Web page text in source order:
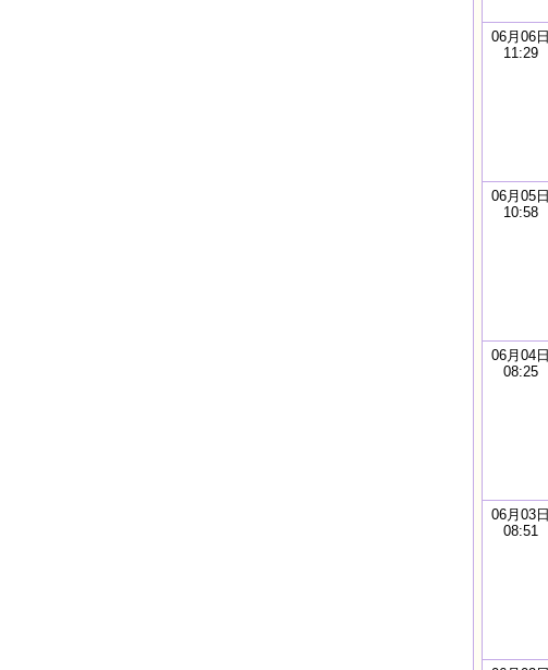
06月06日
11:29
06月05日
10:58
06月04日
08:25
06月03日
08:51